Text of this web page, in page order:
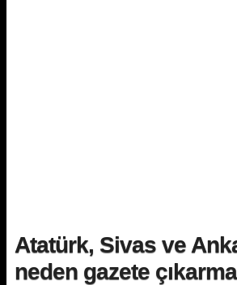
Atatürk, Sivas ve
neden gazete